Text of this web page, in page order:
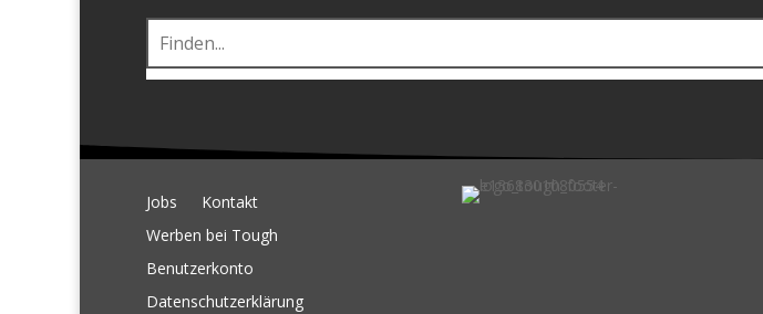
Jobs
Kontakt
Werben bei Tough
Benutzerkonto
Datenschutzerklärung